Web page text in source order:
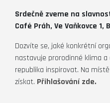
Srdečně zveme na
Café Práh, Ve Vaňkovce 1,
Dozvíte se, jaké konkrétní
nastavuje prorodinné klima a
republika inspirovat. Na
získat. Přihlašování zde.